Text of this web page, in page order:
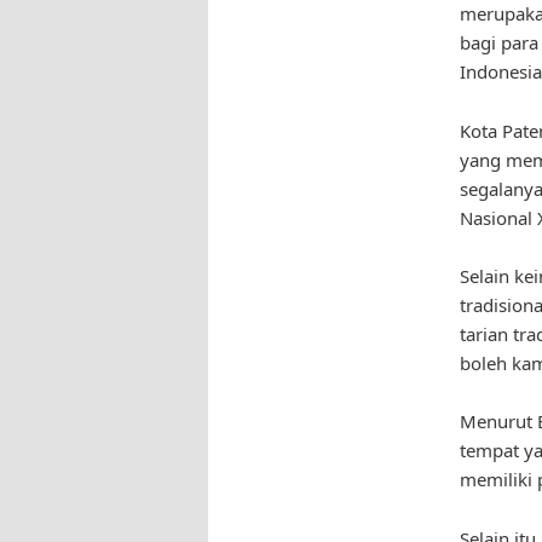
bagi
Kota
yang
Nasional
Selain
tarian
boleh
Menurut
tempat
memiliki